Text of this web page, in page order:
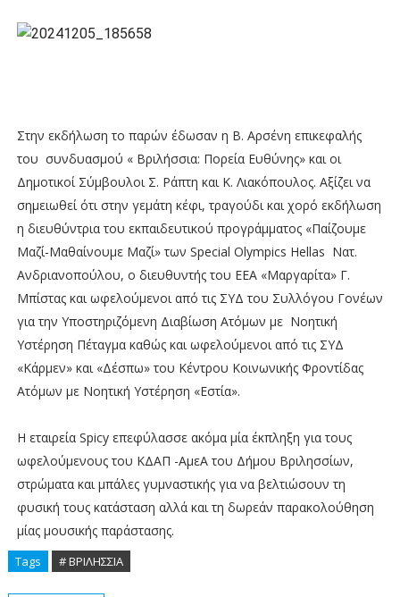
Στην εκδήλωση το παρών έδωσαν η Β. Αρσένη επικεφαλής
του συνδυασμού « Βριλήσσια: Πορεία Ευθύνης» και οι
Δημοτικοί Σύμβουλοι Σ. Ράπτη και Κ. Λιακόπουλος. Αξίζει να
σημειωθεί ότι στην γεμάτη κέφι, τραγούδι και χορό εκδήλωση
η διευθύντρια του εκπαιδευτικού προγράμματος «Παίζουμε
Μαζί-Μαθαίνουμε Μαζί» των Special Olympics Hellas Nατ.
Ανδριανοπούλου, ο διευθυντής του ΕΕΑ «Μαργαρίτα» Γ.
Μπίστας και ωφελούμενοι από τις ΣΥΔ του Συλλόγου Γονέων
για την Υποστηριζόμενη Διαβίωση Ατόμων με Νοητική
Υστέρηση Πέταγμα καθώς και ωφελούμενοι από τις ΣΥΔ
«Κάρμεν» και «Δέσπω» του Κέντρου Κοινωνικής Φροντίδας
Ατόμων με Νοητική Υστέρηση «Εστία».
H εταιρεία Spicy επεφύλασσε ακόμα μία έκπληξη για τους
ωφελούμενους του ΚΔΑΠ -ΑμεΑ του Δήμου Βριλησσίων,
στρώματα και μπάλες γυμναστικής για να βελτιώσουν τη
φυσική τους κατάσταση αλλά και τη δωρεάν παρακολούθηση
μίας μουσικής παράστασης.
Tags # ΒΡΙΛΗΣΣΙΑ